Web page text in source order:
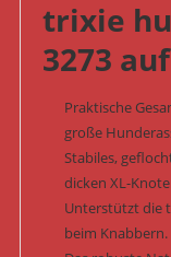
trixie
3273
Praktische
große
Stabiles,
dicken XL-
Unterstützt die
beim Knabbern.